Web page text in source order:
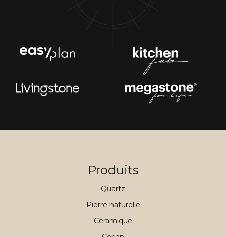
Produits
Quartz
Pierre naturelle
Céramique